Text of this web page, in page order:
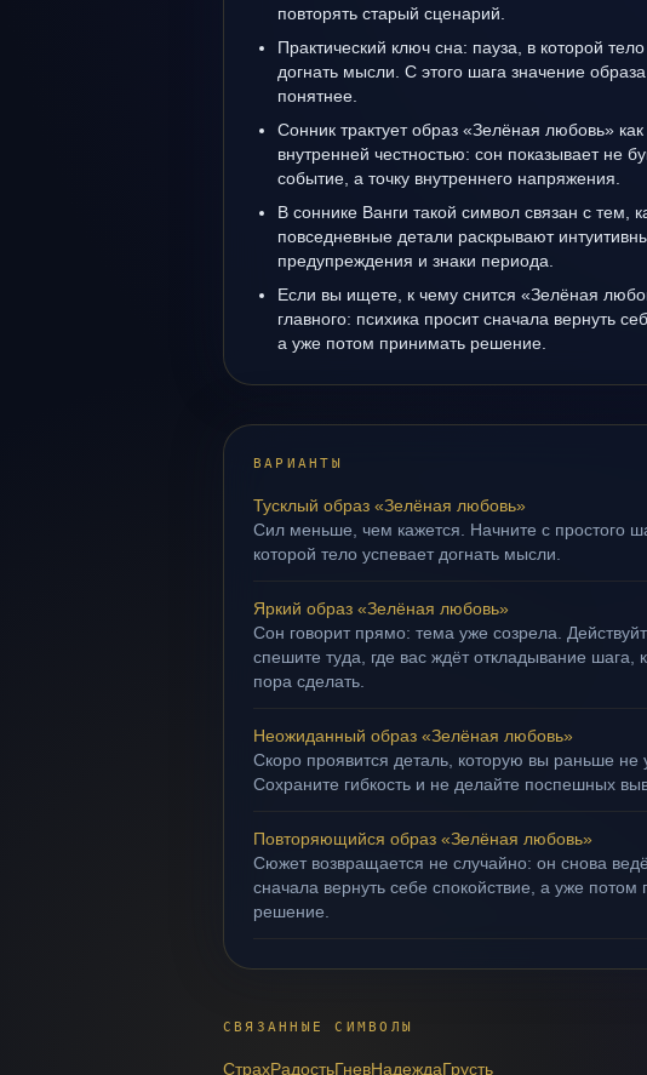
повторять старый сценарий.
Практический ключ сна: пауза, в которой
догнать мысли. С этого шага значение образа
понятнее.
Сонник трактует образ «Зелёная любовь» как
внутренней честностью: сон показывает не
событие, а точку внутреннего напряжения.
В соннике Ванги такой символ связан с тем,
повседневные детали раскрывают
предупреждения и знаки периода.
Если вы ищете, к чему снится «Зелёная
главного: психика просит сначала вернуть
а уже потом принимать решение.
ВАРИАНТЫ
Тусклый образ «Зелёная любовь»
Сил меньше, чем кажется. Начните с простого
которой тело успевает догнать мысли.
Яркий образ «Зелёная любовь»
Сон говорит прямо: тема уже созрела.
спешите туда, где вас ждёт откладывание шага,
пора сделать.
Неожиданный образ «Зелёная любовь»
Скоро проявится деталь, которую вы раньше не
Сохраните гибкость и не делайте поспешных
Повторяющийся образ «Зелёная любовь»
Сюжет возвращается не случайно: он снова
сначала вернуть себе спокойствие, а уже потом
решение.
СВЯЗАННЫЕ СИМВОЛЫ
СтрахРадостьГневНадеждаГрусть